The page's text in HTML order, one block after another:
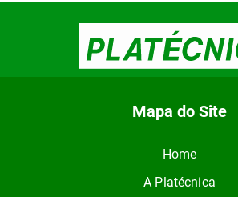
Mapa do Site
Home
A Platécnica